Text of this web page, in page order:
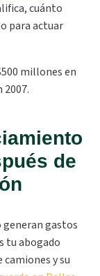
cuánto
para actuar
millones en
de
generan gastos
tu abogado
y su